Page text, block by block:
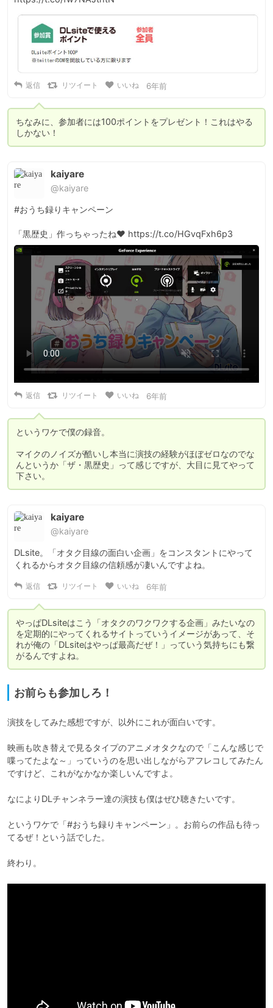
返信 リツイート いいね 6年前
ちなみに、参加者には100ポイントをプレゼント！これはやる
しかない！
kaiyare
@kaiyare
#おうち録りキャンペーン
「黒歴史」作っちゃったね♥ https://t.co/HGvqFxh6p3
返信 リツイート いいね 6年前
というワケで僕の録音。
マイクのノイズが酷いし本当に演技の経験がほぼゼロなのでな
んというか「ザ・黒歴史」って感じですが、大目に見てやって
下さい。
kaiyare
@kaiyare
DLsite。「オタク目線の面白い企画」をコンスタントにやって
くれるからオタク目線の信頼感が凄いんですよね。
返信 リツイート いいね 6年前
やっぱDLsiteはこう「オタクのワクワクする企画」みたいなの
を定期的にやってくれるサイトっていうイメージがあって、そ
れが俺の「DLsiteはやっぱ最高だぜ！」っていう気持ちにも繋
がるんですよね。
お前らも参加しろ！
演技をしてみた感想ですが、以外にこれが面白いです。
映画も吹き替えで見るタイプのアニメオタクなので「こんな感じで
喋ってたよな～」っていうのを思い出しながらアフレコしてみたん
ですけど、これがなかなか楽しいんですよ。
なによりDLチャンネラー達の演技も僕はぜひ聴きたいです。
というワケで「#おうち録りキャンペーン」。お前らの作品も待っ
てるぜ！という話でした。
終わり。